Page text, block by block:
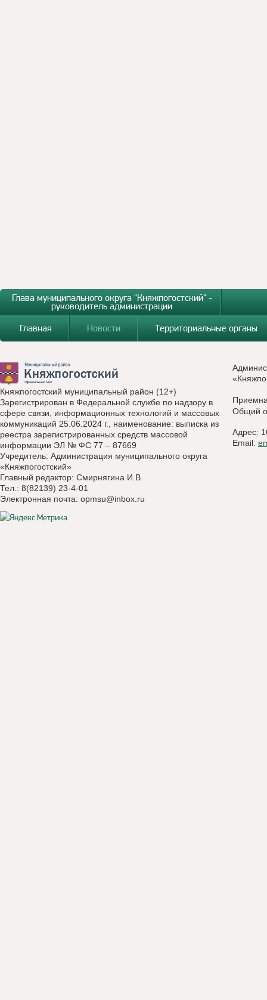
Глава муниципального округа "Княжпогостский" -
руководитель администрации
Главная
Новости Территориальные органы
Княжпогостский муниципальный район (12+)
Зарегистрирован в Федеральной службе по надзору в
сфере связи, информационных технологий и массовых
коммуникаций 25.06.2024 г., наименование: выписка из
реестра зарегистрированных средств массовой
информации ЭЛ № ФС 77 – 87669
Учредитель: Администрация муниципального округа
«Княжпогостский»
Главный редактор: Смирнягина И.В.
Тел.: 8(82139) 23-4-01
Электронная почта: opmsu@inbox.ru
Общий
Адрес:
Email: